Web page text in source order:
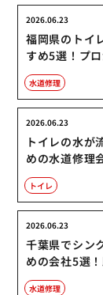
福岡県のトイ
すめ5選！プ
2026.06.23
水道修理
トイレの水が
めの水道修理
2026.06.23
トイレ
千葉県でシン
めの会社5選
2026.06.23
水道修理